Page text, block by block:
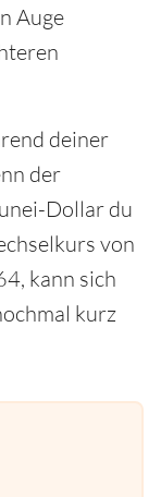
Auge
deiner
der
Dollar du
von
kann sich
kurz